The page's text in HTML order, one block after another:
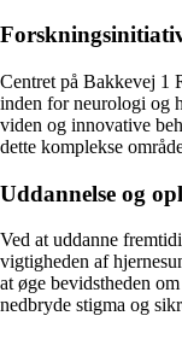
Centret på Bakkevej 1
inden for neurologi og
viden og innovative
dette komplekse
Uddannelse og
Ved at uddanne
vigtigheden af
at øge bevidstheden
nedbryde stigma og